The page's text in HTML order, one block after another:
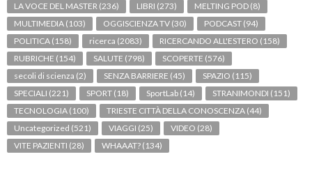
LA VOCE DEL MASTER (236) LIBRI (273) MELTING POD (8)
MULTIMEDIA (103) OGGISCIENZA TV (30) PODCAST (94)
POLITICA (158) ricerca (2083) RICERCANDO ALL'ESTERO (158)
RUBRICHE (154) SALUTE (798) SCOPERTE (576)
secoli di scienza (2) SENZA BARRIERE (45) SPAZIO (115)
SPECIALI (221) SPORT (18) SportLab (14) STRANIMONDI (151)
TECNOLOGIA (100) TRIESTE CITTÀ DELLA CONOSCENZA (44)
Uncategorized (521) VIAGGI (25) VIDEO (28)
VITE PAZIENTI (28) WHAAAT? (134)